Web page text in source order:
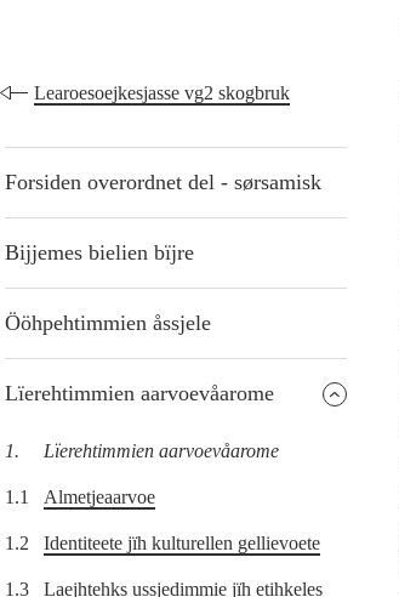
Learoesoejkesjasse vg2 skogbruk
Forsiden overordnet del - sørsamisk
Bijjemes bielien bïjre
Ööhpehtimmien åssjele
Lïerehtimmien aarvoevåarome
1. Lïerehtimmien aarvoevåarome
1.1 Almetjeaarvoe
1.2 Identiteete jïh kulturellen gellievoete
1.3
Laejhtehks ussjedimmie jïh etihkeles